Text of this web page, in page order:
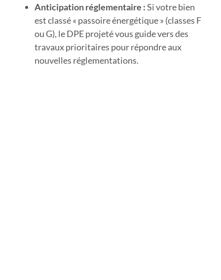
Anticipation réglementaire :Si votre bien
est classé « passoire énergétique » (classes F
ou G), le DPE projeté vous guide vers des
travaux prioritaires pour répondre aux
nouvelles réglementations.